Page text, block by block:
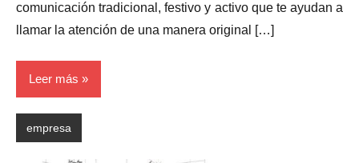
comunicación tradicional, festivo y activo que te ayudan a
llamar la atención de una manera original […]
Leer más
empresa